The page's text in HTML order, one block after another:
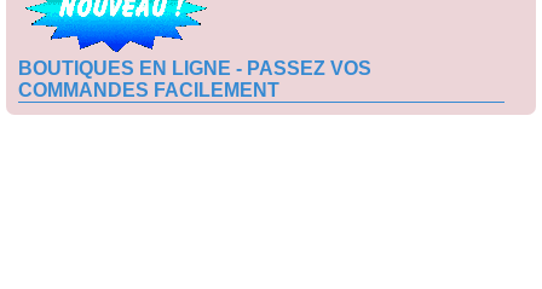
BOUTIQUES EN LIGNE - PASSEZ VOS
COMMANDES FACILEMENT